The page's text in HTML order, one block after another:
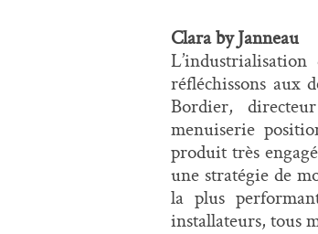
Clara by Janneau
réfléchissons aux
Bordier,
menuiserie
produit très
une stratégie de
la plus
installateurs, tous